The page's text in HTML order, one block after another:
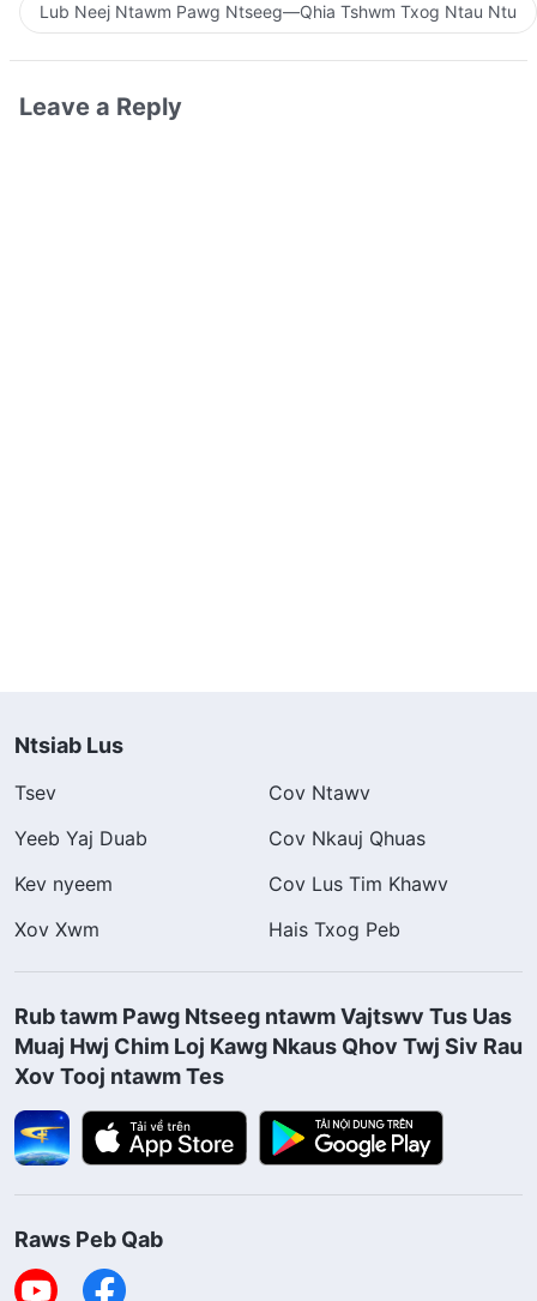
Lub Neej Ntawm Pawg Ntseeg—Qhia Tshwm Txog Ntau Ntu
Leave a Reply
Ntsiab Lus
Tsev
Cov Ntawv
Yeeb Yaj Duab
Cov Nkauj Qhuas
Kev nyeem
Cov Lus Tim Khawv
Xov Xwm
Hais Txog Peb
Rub tawm Pawg Ntseeg ntawm Vajtswv Tus Uas
Muaj Hwj Chim Loj Kawg Nkaus Qhov Twj Siv Rau
Xov Tooj ntawm Tes
Raws Peb Qab